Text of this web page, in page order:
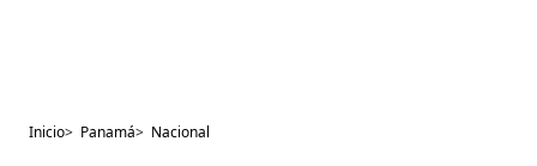
Inicio> Panamá> Nacional